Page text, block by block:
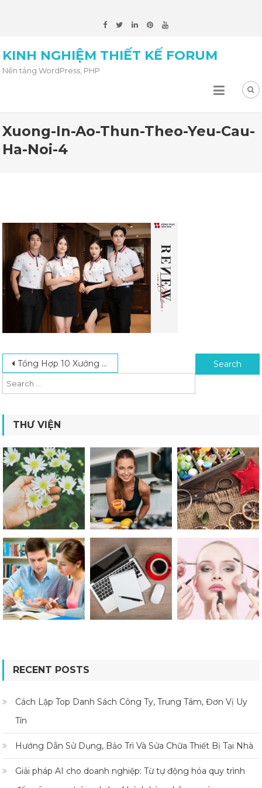
KINH NGHIỆM THIẾT KẾ FORUM
Nền tảng WordPress, PHP
Xuong-In-Ao-Thun-Theo-Yeu-Cau-
Ha-Noi-4
Post navigation
Tổng Hợp 10 Xưởng In Áo Thun Theo Yêu Cầu Uy Tín Tại Hà Nội Search for:
THƯ VIỆN
RECENT POSTS
Cách Lập Top Danh Sách Công Ty, Trung Tâm, Đơn Vị Uy
Tín
Hướng Dẫn Sử Dụng, Bảo Trì Và Sửa Chữa Thiết Bị Tại Nhà
Giải pháp AI cho doanh nghiệp: Từ tự động hóa quy trình